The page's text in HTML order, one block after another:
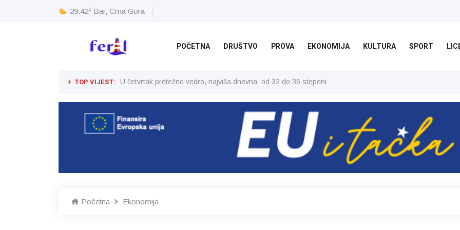
29.42c Bar, Crna Gora
POČETNA DRUŠTVO PROVA EKONOMIJA KULTURA SPORT
TOP VIJEST: U četvrtak pretežno vedro, najviša dnevna od 32 do 36 stepeni
Početna Ekonomija